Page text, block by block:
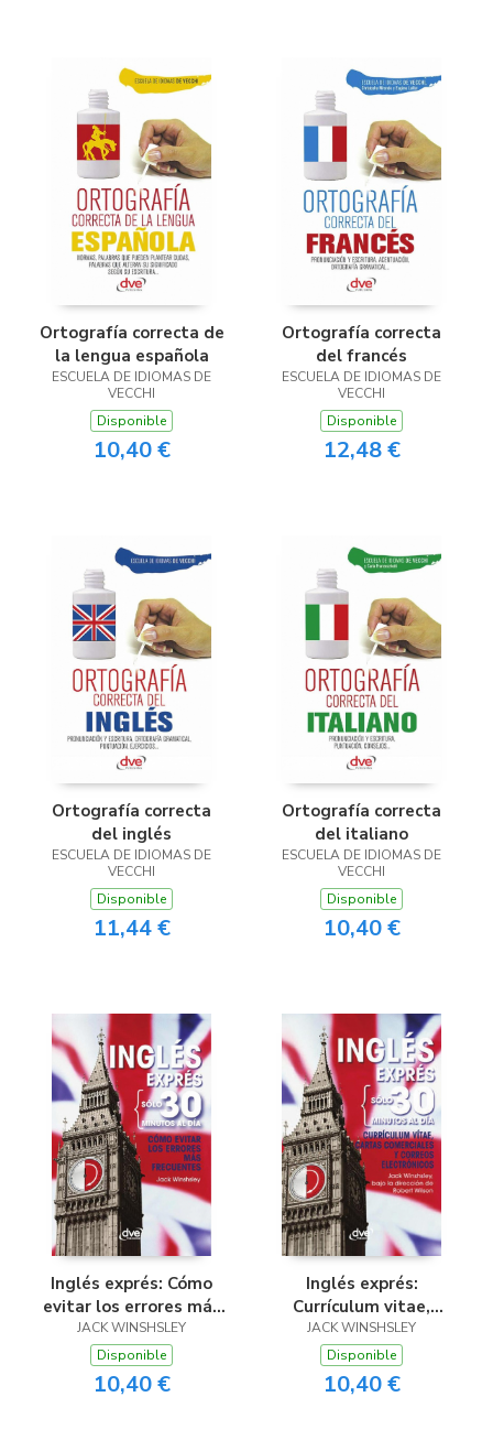
Ortografía correcta de
la lengua española
ESCUELA DE IDIOMAS DE
VECCHI
Disponible
10,40 €
Ortografía correcta
del francés
ESCUELA DE IDIOMAS DE
VECCHI
Disponible
12,48 €
Ortografía correcta
del inglés
ESCUELA DE IDIOMAS DE
VECCHI
Disponible
11,44 €
Ortografía correcta
del italiano
ESCUELA DE IDIOMAS DE
VECCHI
Disponible
10,40 €
Inglés exprés: Cómo
evitar los errores más
frecuentes
JACK WINSHSLEY
Disponible
10,40 €
Inglés exprés:
Currículum vitae,
cartas comerciales y
correos electrónicos
JACK WINSHSLEY
Disponible
10,40 €